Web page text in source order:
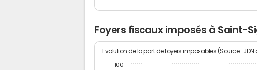
Foyers fiscaux imposés à Saint-
Evolution de la part de foyers imposables (Source :
100